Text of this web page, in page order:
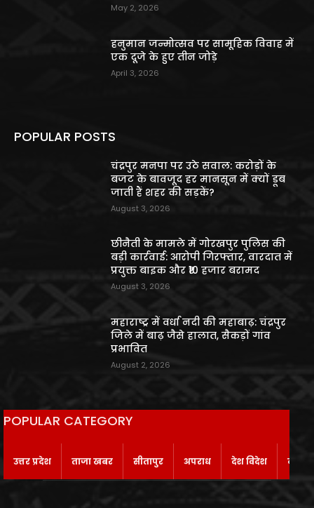
May 2, 2026
हनुमान जन्मोत्सव पर सामूहिक विवाह में
एक दूजे के हुए तीन जोड़े
April 3, 2026
POPULAR POSTS
चंद्रपुर मनपा पर उठे सवाल: करोड़ों के
बजट के बावजूद हर मानसून में क्यों डूब
जाती हैं शहर की सड़कें?
August 3, 2026
छीनैती के मामले में गोरखपुर पुलिस की
बड़ी कार्रवाई: आरोपी गिरफ्तार, वारदात में
प्रयुक्त बाइक और ₹10 हजार बरामद
August 3, 2026
महाराष्ट्र में वर्धा नदी की महाबाढ़: चंद्रपुर
जिले में बाढ़ जैसे हालात, सैकड़ों गांव
प्रभावित
August 2, 2026
POPULAR CATEGORY
उत्तर प्रदेश ताजा खबर सीतापुर अपराध देश विदेश